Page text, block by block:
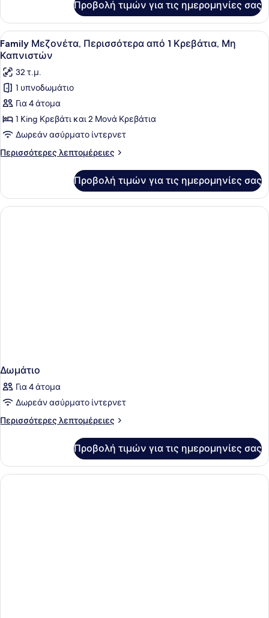
Μονόκλινο
Δωμάτιο
(Budget)
Προβολή τιμών για τις ημερομηνίες σας
Προβολή
όλων
των
φωτογραφιών
για
Family
Μεζονέτα,
Περισσότερα
από
1
Μη
Καπνιστών
Ένα υπνοδωμάτιο με κεκλιμένη
13
Family Μεζονέτα, Περισσότερα από 1 Κρεβάτια, Μη
Καπνιστών
32 τ.μ.
1 υπνοδωμάτιο
Για 4 άτομα
1 King Κρεβάτι και 2 Μονά Κρεβάτια
Δωρεάν ασύρματο ίντερνετ
Περισσότερες λεπτομέρειες
Περισσότερες
Μεζονέτα,
Περισσότερα
από
Προβολή τιμών για τις ημερομηνίες σας
Δωμάτιο
Για 4 άτομα
Δωρεάν ασύρματο ίντερνετ
Περισσότερες λεπτομέρειες
Περισσότερες
Προβολή τιμών για τις ημερομηνίες σας